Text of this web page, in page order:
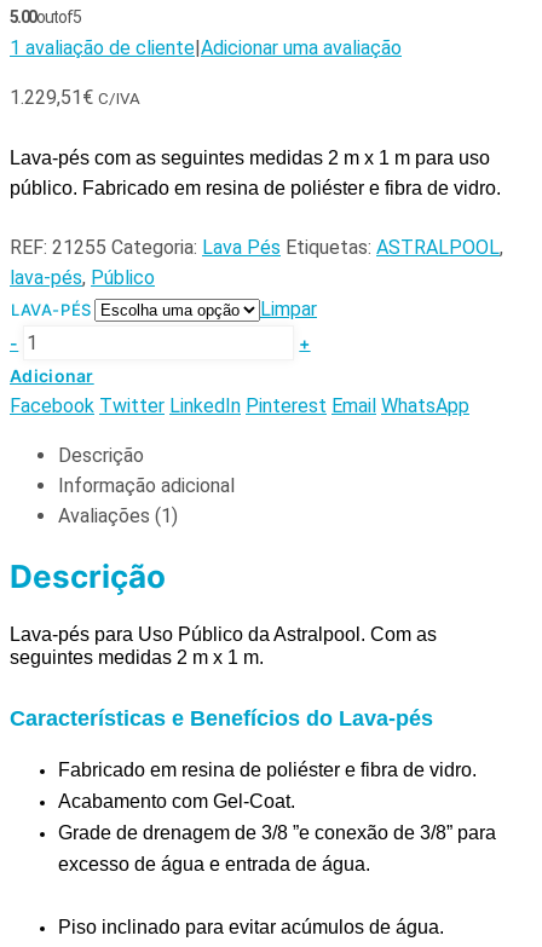
5.00out of 5
1 avaliação de cliente|Adicionar uma avaliação
1.229,51€ C/IVA
Lava-pés com as seguintes medidas 2 m x 1 m para uso
público. Fabricado em resina de poliéster e fibra de vidro.
REF: 21255 Categoria: Lava Pés Etiquetas: ASTRALPOOL,
lava-pés, Público
LAVA-PÉS Limpar
-
+
Adicionar
Facebook Twitter LinkedIn Pinterest Email WhatsApp
Descrição
Informação adicional
Avaliações (1)
Descrição
Lava-pés para Uso Público da Astralpool. Com as
seguintes medidas 2 m x 1 m.
Características e Benefícios do Lava-pés
Fabricado em resina de poliéster e fibra de vidro.
Acabamento com Gel-Coat.
Grade de drenagem de 3/8 ”e conexão de 3/8” para
excesso de água e entrada de água.
Piso inclinado para evitar acúmulos de água.